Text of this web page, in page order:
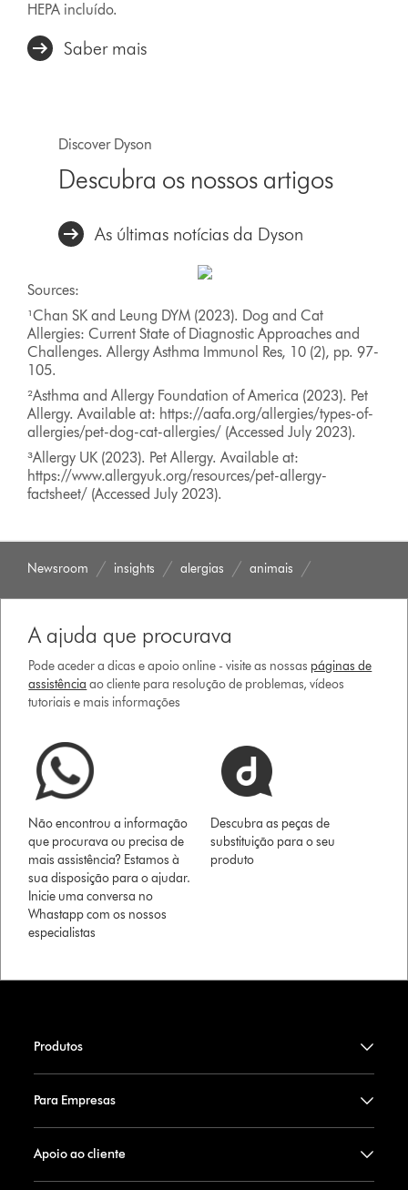
HEPA incluído.
Saber mais
Discover Dyson
Descubra os nossos artigos
As últimas notícias da Dyson
Sources:
¹Chan SK and Leung DYM (2023). Dog and Cat
Allergies: Current State of Diagnostic Approaches and
Challenges. Allergy Asthma Immunol Res, 10 (2), pp. 97-
105.
²Asthma and Allergy Foundation of America (2023). Pet
Allergy. Available at: https://aafa.org/allergies/types-of-
allergies/pet-dog-cat-allergies/ (Accessed July 2023).
³Allergy UK (2023). Pet Allergy. Available at:
https://www.allergyuk.org/resources/pet-allergy-
factsheet/ (Accessed July 2023).
Newsroom insights alergias animais
A ajuda que procurava
Pode aceder a dicas e apoio online - visite as nossas páginas de
assistência ao cliente para resolução de problemas, vídeos
tutoriais e mais informações
Não encontrou a informação
que procurava ou precisa de
mais assistência? Estamos à
sua disposição para o ajudar.
Inicie uma conversa no
Whastapp com os nossos
especialistas
Descubra as peças de
substituição para o seu
produto
Produtos
Para Empresas
Apoio ao cliente